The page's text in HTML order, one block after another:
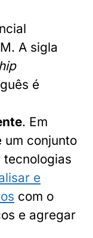
A sigla
é
. Em
um conjunto
e
com o
e agregar